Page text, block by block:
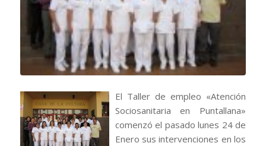
El Taller de empleo «Atención
Sociosanitaria en Puntallana»
comenzó el pasado lunes 24 de
Enero sus intervenciones en los